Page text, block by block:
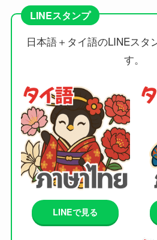
LINEスタンプ
日本語＋タイ語のLINEスタ
す。
LINEで見る